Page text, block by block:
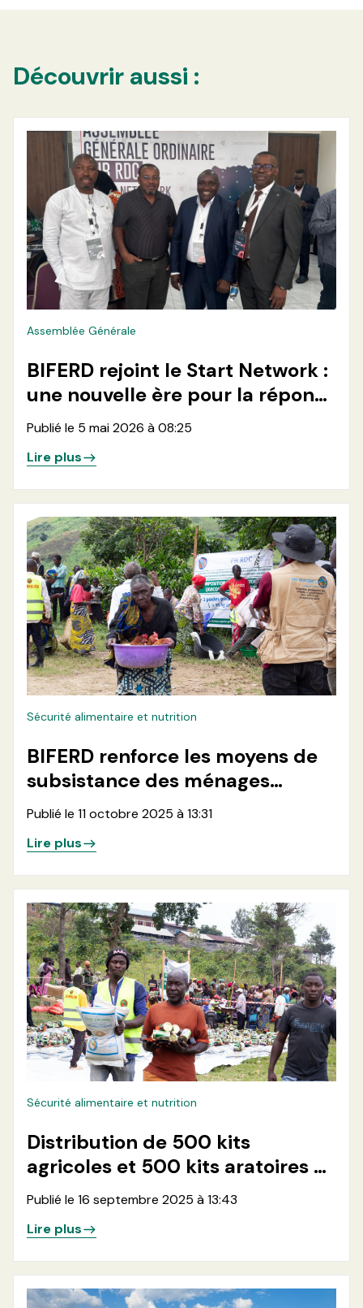
Découvrir aussi :
Assemblée Générale
BIFERD rejoint le Start Network :
une nouvelle ère pour la réponse
humanitaire en RDC
Publié le 5 mai 2026 à 08:25
Lire plus
Sécurité alimentaire et nutrition
BIFERD renforce les moyens de
subsistance des ménages
vulnérables en zone de santé de
500 kits pastoraux
Publié le 11 octobre 2025 à 13:31
Lire plus
Sécurité alimentaire et nutrition
Distribution de 500 kits
agricoles et 500 kits aratoires à
500 ménages en zone de santé
de Minova, dans les aires de
santé de Ruhunde et Karango
Publié le 16 septembre 2025 à 13:43
Lire plus